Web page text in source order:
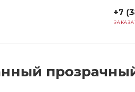
+7
прозрачный